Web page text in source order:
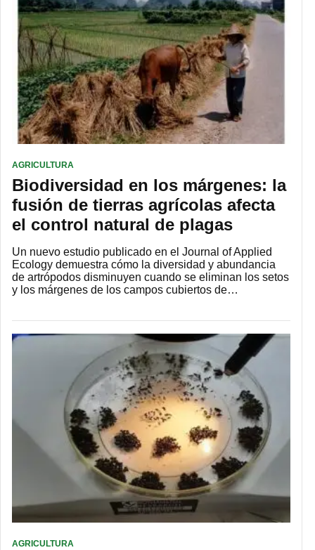
AGRICULTURA
Biodiversidad en los márgenes: la
fusión de tierras agrícolas afecta
el control natural de plagas
Un nuevo estudio publicado en el Journal of Applied
Ecology demuestra cómo la diversidad y abundancia
de artrópodos disminuyen cuando se eliminan los setos
y los márgenes de los campos cubiertos de…
AGRICULTURA